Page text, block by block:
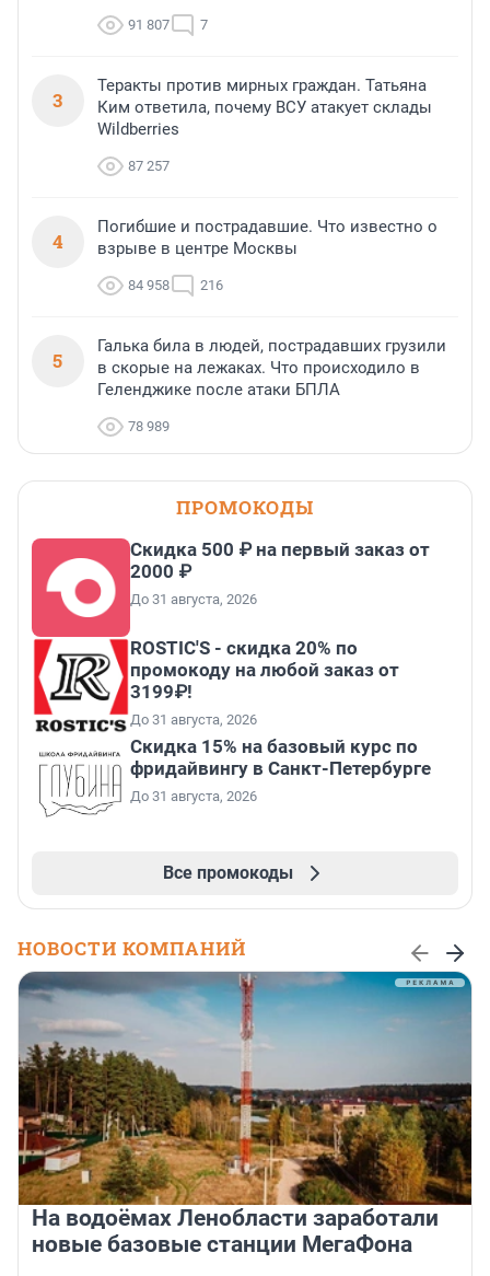
91 807 7
3
Теракты против мирных граждан. Татьяна
Ким ответила, почему ВСУ атакует склады
Wildberries
87 257
4
Погибшие и пострадавшие. Что известно о
взрыве в центре Москвы
84 958 216
5
Галька била в людей, пострадавших грузили
в скорые на лежаках. Что происходило в
Геленджике после атаки БПЛА
78 989
ПРОМОКОДЫ
Скидка 500 ₽ на первый заказ от
2000 ₽
До 31 августа, 2026
ROSTIC'S - скидка 20% по
промокоду на любой заказ от
3199₽!
До 31 августа, 2026
Скидка 15% на базовый курс по
фридайвингу в Санкт-Петербурге
До 31 августа, 2026
Все промокоды
НОВОСТИ КОМПАНИЙ
На водоёмах Ленобласти заработали
новые базовые станции МегаФона